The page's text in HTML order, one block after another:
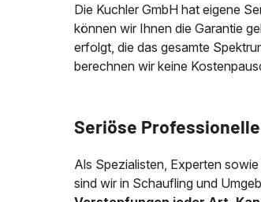
Die Kuchler GmbH hat eigene
können wir Ihnen die Garantie
erfolgt, die das gesamte
berechnen wir keine
Seriöse
Als Spezialisten, Experten
sind wir in Schaufling und